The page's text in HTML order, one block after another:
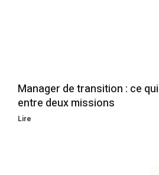
Manager de transition : ce
entre deux missions
Lire